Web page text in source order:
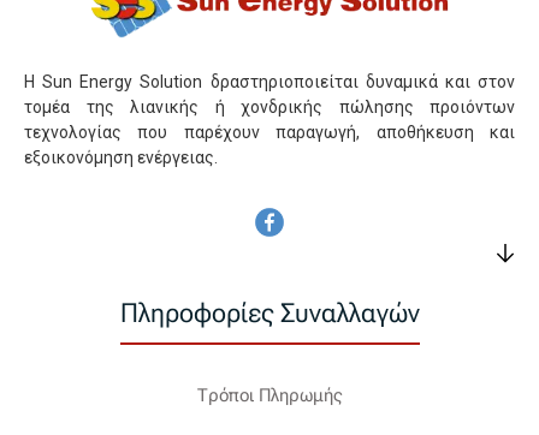
Η Sun Energy Solution δραστηριοποιείται δυναμικά και στον
τομέα της λιανικής ή χονδρικής πώλησης προιόντων
τεχνολογίας που παρέχουν παραγωγή, αποθήκευση και
εξοικονόμηση ενέργειας.
Πληροφορίες Συναλλαγών
Τρόποι Πληρωμής